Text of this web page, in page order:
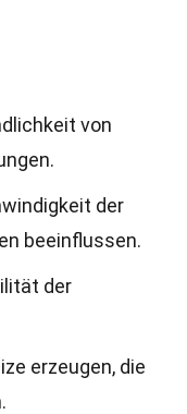
von
der
beeinflussen.
der
erzeugen, die